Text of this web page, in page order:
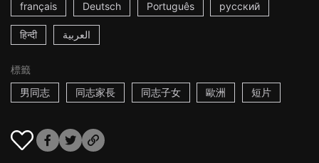
français Deutsch Português русский
हिन्दी العربية
標籤
男同志
同志家長 同志子女 歐洲 短片